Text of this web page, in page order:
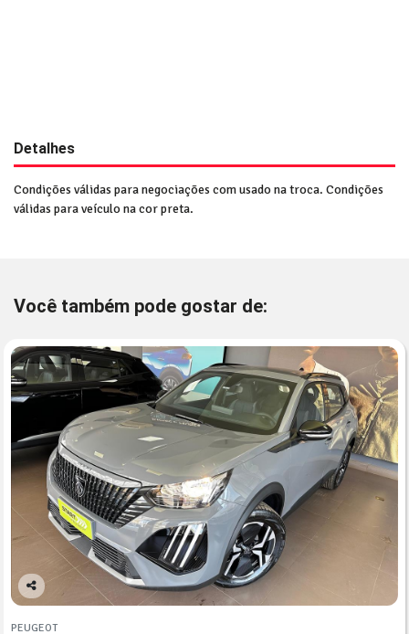
Detalhes
Condições válidas para negociações com usado na troca. Condições
válidas para veículo na cor preta.
Você também pode gostar de:
Co
PEUGEOT